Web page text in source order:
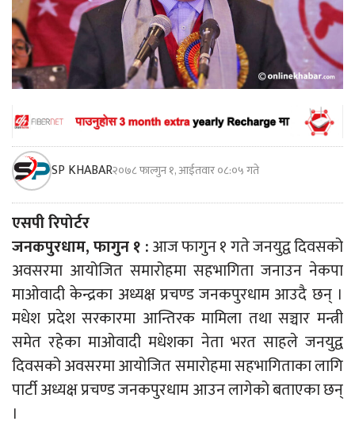
SP KHABAR२०७८ फाल्गुन १, आईतवार ०८:०५ गते
एसपी रिपोर्टर
जनकपुरधाम, फागुन १ :आज फागुन १ गते जनयुद्व दिवसको
अवसरमा आयोजित समारोहमा सहभागिता जनाउन नेकपा
माओवादी केन्द्रका अध्यक्ष प्रचण्ड जनकपुरधाम आउदै छन् ।
मधेश प्रदेश सरकारमा आन्तिरक मामिला तथा सञ्चार मन्त्री
समेत रहेका माओवादी मधेशका नेता भरत साहले जनयुद्व
दिवसको अवसरमा आयोजित समारोहमा सहभागिताका लागि
पार्टी अध्यक्ष प्रचण्ड जनकपुरधाम आउन लागेको बताएका छन्
।